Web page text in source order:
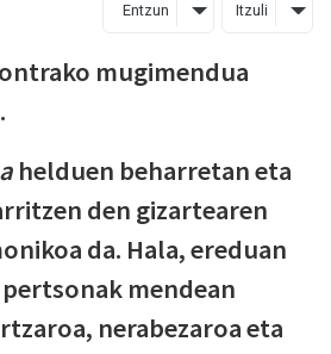
Entzun Itzuli
mugimendua
helduen beharretan eta
den gizartearen
da. Hala, ereduan
mendean
nerabezaroa eta